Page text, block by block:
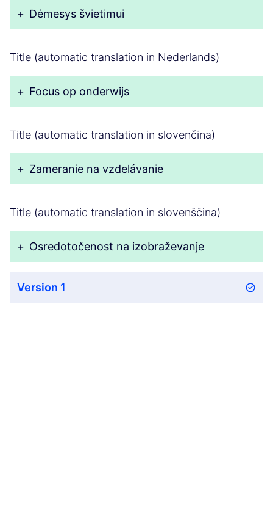
+ Dėmesys švietimui
Title (automatic translation in Nederlands)
+ Focus op onderwijs
Title (automatic translation in slovenčina)
+ Zameranie na vzdelávanie
Title (automatic translation in slovenščina)
+ Osredotočenost na izobraževanje
Version 1